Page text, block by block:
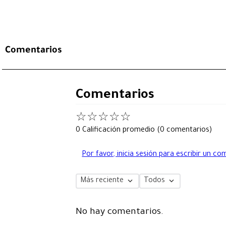
Comentarios
Comentarios
☆☆☆☆☆
0 Calificación promedio (0 comentarios)
Por favor, inicia sesión para escribir un
Más reciente Todos
No hay comentarios.